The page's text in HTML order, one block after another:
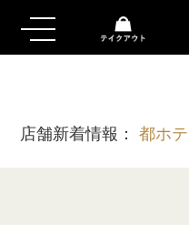
店舗新着情報：都ホ